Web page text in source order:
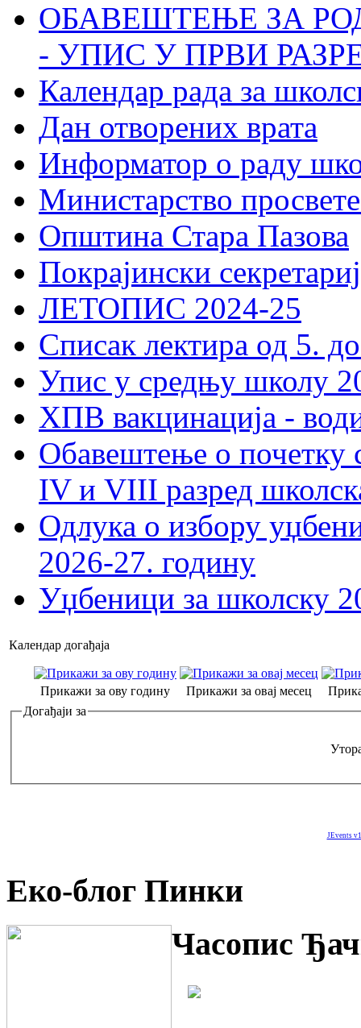
ОБАВЕШТЕЊЕ ЗА
- УПИС У ПРВИ
Календар рада за
Дан отворених врата
Информатор о раду
Министарство
Општина Стара Пазова
Покрајински
ЛЕТОПИС 2024-25
Списак лектира од 5.
Упис у средњу школу
ХПВ вакцинација -
Обавештење о почетку
IV и VIII разред
Одлука о избору
2026-27. годину
Уџбеници за школску
Календар догађаја
Прикажи за ову годину Прикажи за овај месец
Догађаји за
JEvents
Еко-блог Пинки
Часопис